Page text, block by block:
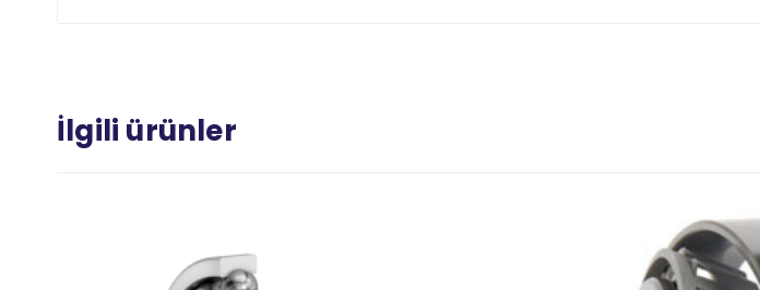
İlgili ürünler